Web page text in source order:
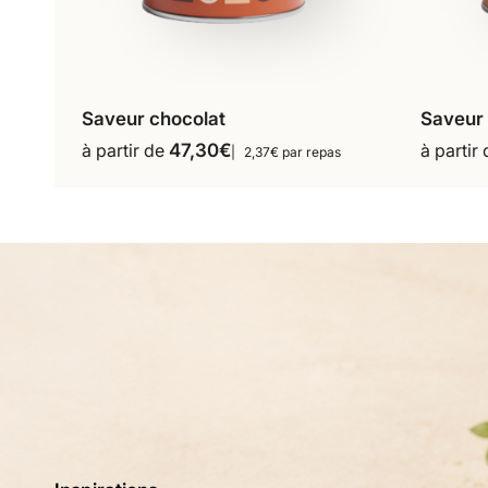
16 repas
36 repas
Ce
Saveur chocolat
à partir de 47,30€ 2,37€ par repas
à partir